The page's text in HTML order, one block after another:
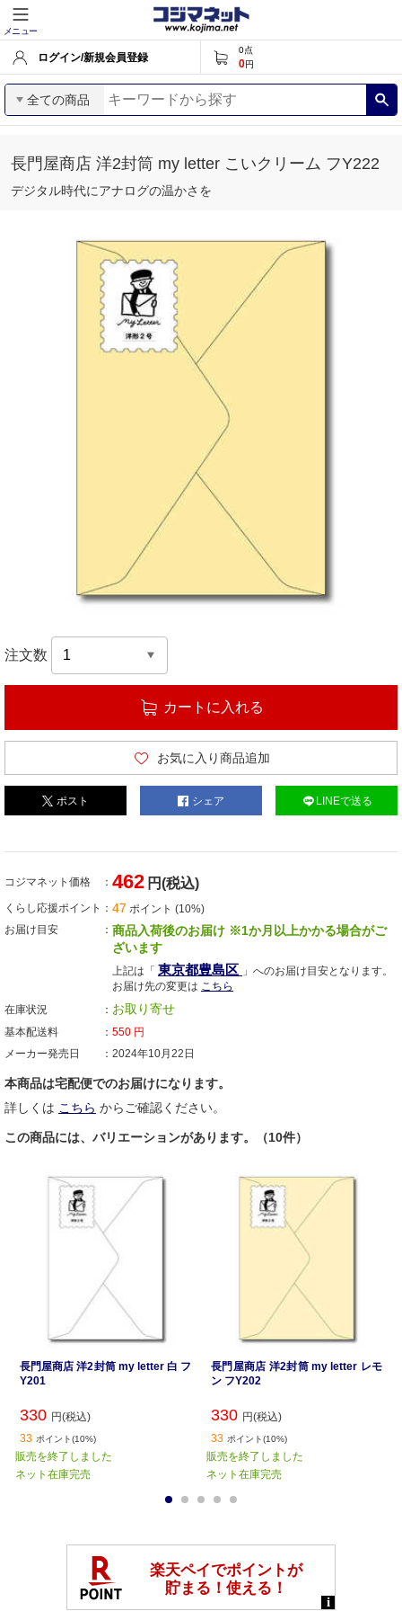
メニュー
ログイン/新規会員登録
0点
0円
全ての商品
長門屋商店 洋2封筒 my letter こいクリーム フY222
デジタル時代にアナログの温かさを
注文数
カートに入れる
お気に入り商品追加
ポスト シェア LINEで送る
コジマネット価格 462 円(税込)
くらし応援ポイント 47 ポイント (10%)
お届け目安
商品入荷後のお届け ※1か月以上かかる場合がご
ざいます
上記は「 東京都豊島区 」へのお届け目安となります。
お届け先の変更は こちら
在庫状況
お取り寄せ
基本配送料 550 円
メーカー発売日
2024年10月22日
本商品は宅配便でのお届けになります。
詳しくは こちら からご確認ください。
この商品には、バリエーションがあります。（10件）
長門屋商店 洋2封筒 my letter 白 フ
Y201
330 円(税込)
33 ポイント(10%)
販売を終了しました
ネット在庫完売
長門屋商店 洋2封筒 my letter レモ
ン フY202
330 円(税込)
33 ポイント(10%)
販売を終了しました
ネット在庫完売